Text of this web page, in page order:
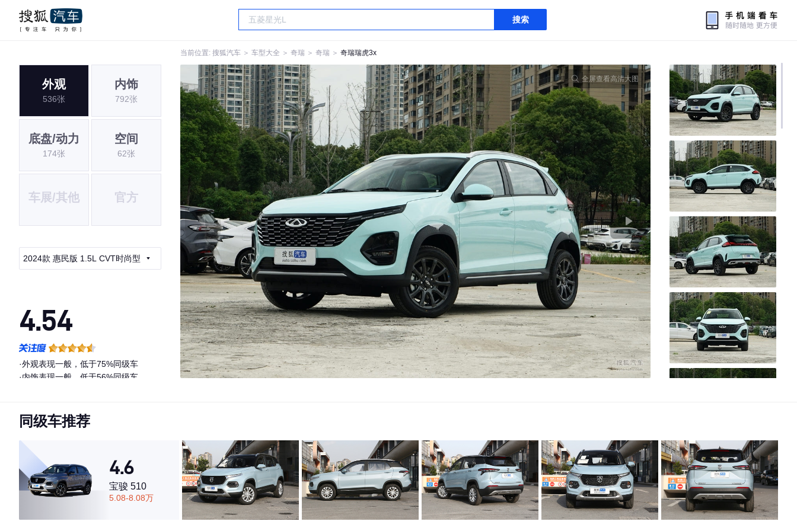
搜索
当前位置: 搜狐汽车 ＞ 车型大全 ＞ 奇瑞 ＞ 奇瑞 ＞ 奇瑞瑞虎3x
外观
536张
内饰
792张
底盘/动力
174张
空间
62张
车展/其他 官方
2024款 惠民版 1.5L CVT时尚型
4.54
·外观表现一般，低于75%同级车
·内饰表现一般，低于56%同级车
全屏查看高清大图
同级车推荐
4.6
宝骏 510
5.08-8.08万